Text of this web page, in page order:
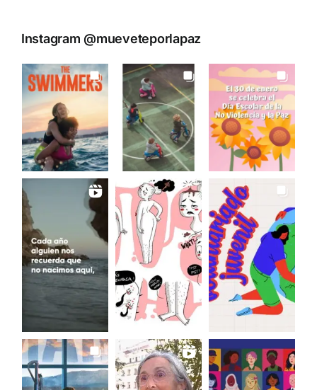
Instagram @mueveteporlapaz